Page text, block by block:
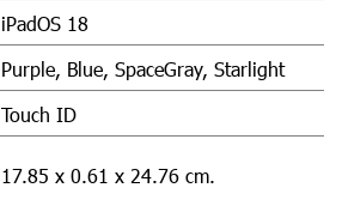
iPadOS 18
Purple, Blue, SpaceGray, Starlight
Touch ID
17.85 x 0.61 x 24.76 cm.